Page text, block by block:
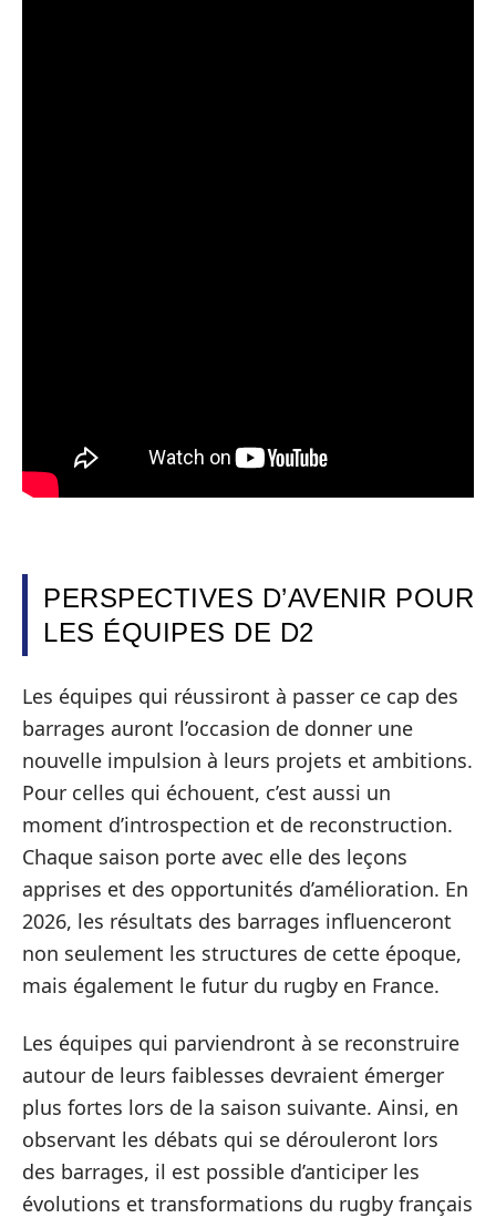
PERSPECTIVES D’AVENIR POUR
LES ÉQUIPES DE D2
Les équipes qui réussiront à passer ce cap des
barrages auront l’occasion de donner une
nouvelle impulsion à leurs projets et ambitions.
Pour celles qui échouent, c’est aussi un
moment d’introspection et de reconstruction.
Chaque saison porte avec elle des leçons
apprises et des opportunités d’amélioration. En
2026, les résultats des barrages influenceront
non seulement les structures de cette époque,
mais également le futur du rugby en France.
Les équipes qui parviendront à se reconstruire
autour de leurs faiblesses devraient émerger
plus fortes lors de la saison suivante. Ainsi, en
observant les débats qui se dérouleront lors
des barrages, il est possible d’anticiper les
évolutions et transformations du rugby français